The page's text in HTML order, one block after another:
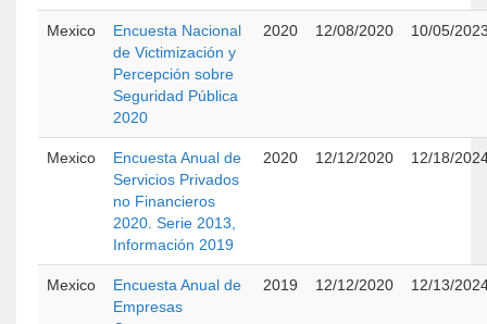
Mexico
Encuesta Nacional
de Victimización y
Percepción sobre
Seguridad Pública
2020
2020 12/08/2020 10/05/
Mexico
Encuesta Anual de
Servicios Privados
no Financieros
2020. Serie 2013,
Información 2019
2020 12/12/2020 12/18/
Mexico
Encuesta Anual de
Empresas
2019 12/12/2020 12/13/